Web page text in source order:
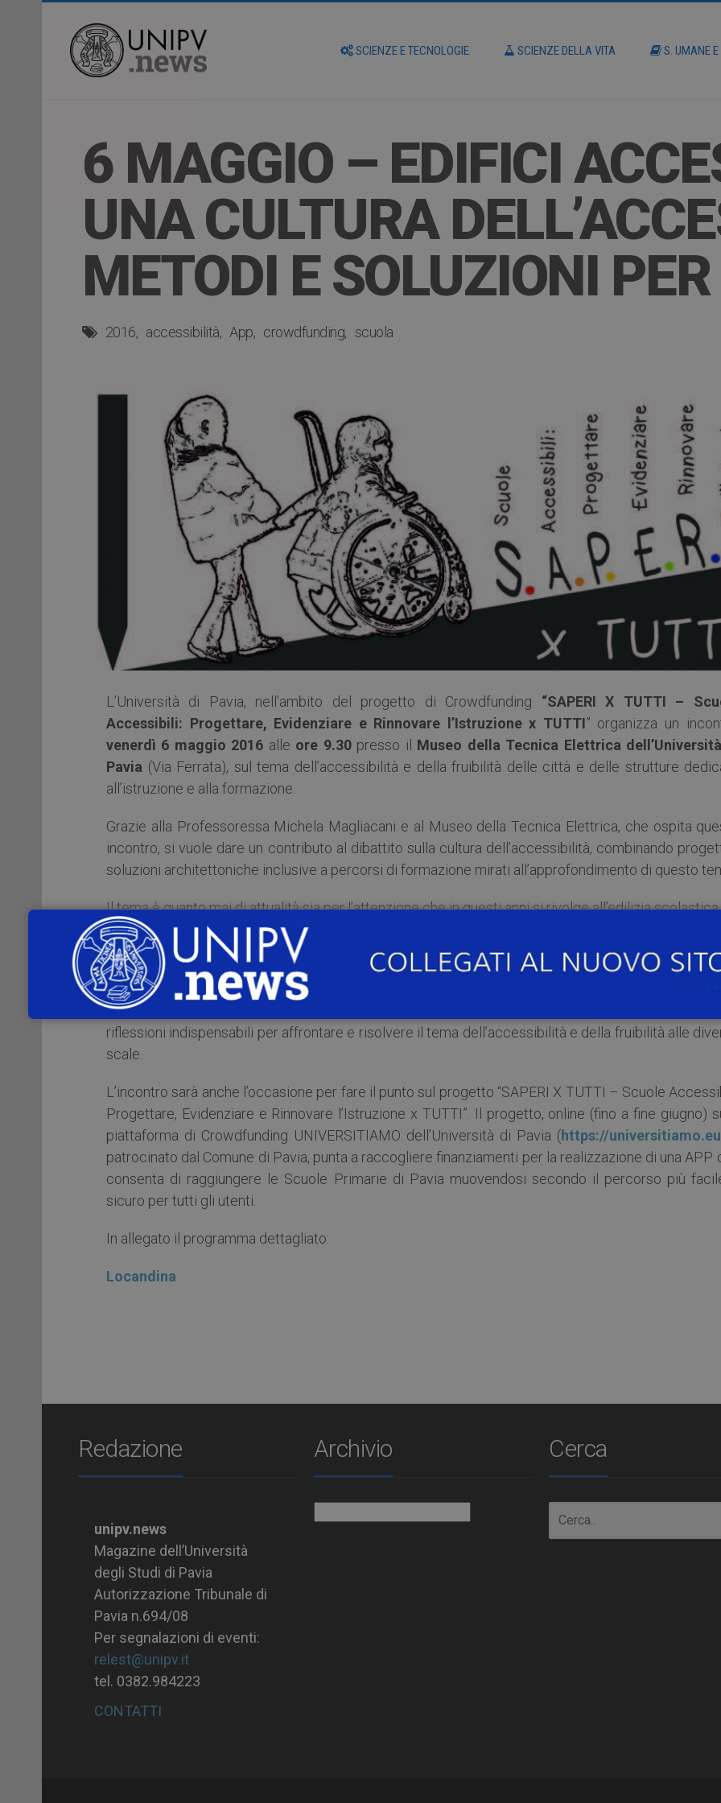
SCIENZE E TECNOLOGIE SCIENZE DELLA VITA S. UMANE
6 MAGGIO – EDIFICI
UNA CULTURA
METODI E SOLUZIONI
2016 accessibilità App crowdfunding scuola
L’Università di Pavia, nell’ambito del progetto di Crowdfunding “SAPERI X TUTTI –
Accessibili: Progettare, Evidenziare e Rinnovare l’Istruzione x TUTTI” organizza un
venerdì 6 maggio 2016 alle ore 9.30presso il Museo della Tecnica Elettrica
Pavia (Via Ferrata), sul tema dell’accessibilità e della fruibilità delle città e delle strutture
all’istruzione e alla formazione.
Grazie alla Professoressa Michela Magliacani e al Museo della Tecnica Elettrica, che ospita
incontro, si vuole dare un contributo al dibattito sulla cultura dell’accessibilità, combinando
soluzioni architettoniche inclusive a percorsi di formazione mirati all’approfondimento di questo
Il tema è quanto mai di attualità sia per l’attenzione che in questi anni si rivolge all’edilizia
per l’importanza, sottolineata anche dalla Convezione ONU dei Diritti delle Persone con Disabilità,
garantire il diritto all’istruzione e a una vita in autonomia e sicurezza per tutte le
indipendentemente dalle loro abilità.
I relatori invitati offriranno contributi tecnici e approfondimenti culturali, proponendo
riflessioni indispensabili per affrontare e risolvere il tema dell’accessibilità e della fruibilità alle
scale.
L’incontro sarà anche l’occasione per fare il punto sul progetto “SAPERI X TUTTI – Scuole
Progettare, Evidenziare e Rinnovare l’Istruzione x TUTTI”. Il progetto, online (fino a fine giugno)
piattaforma di Crowdfunding UNIVERSITIAMO dell’Università di Pavia (https://universitiamo.eu
patrocinato dal Comune di Pavia, punta a raccogliere finanziamenti per la realizzazione di una APP
consenta di raggiungere le Scuole Primarie di Pavia muovendosi secondo il percorso più
sicuro per tutti gli utenti.
In allegato il programma dettagliato:
Locandina
Redazione
unipv.news
Magazine dell’Università
degli Studi di Pavia
Autorizzazione Tribunale di
Pavia n.694/08
Per segnalazioni di eventi:
relest@unipv.it
tel. 0382.984223
CONTATTI
Archivio Cerca